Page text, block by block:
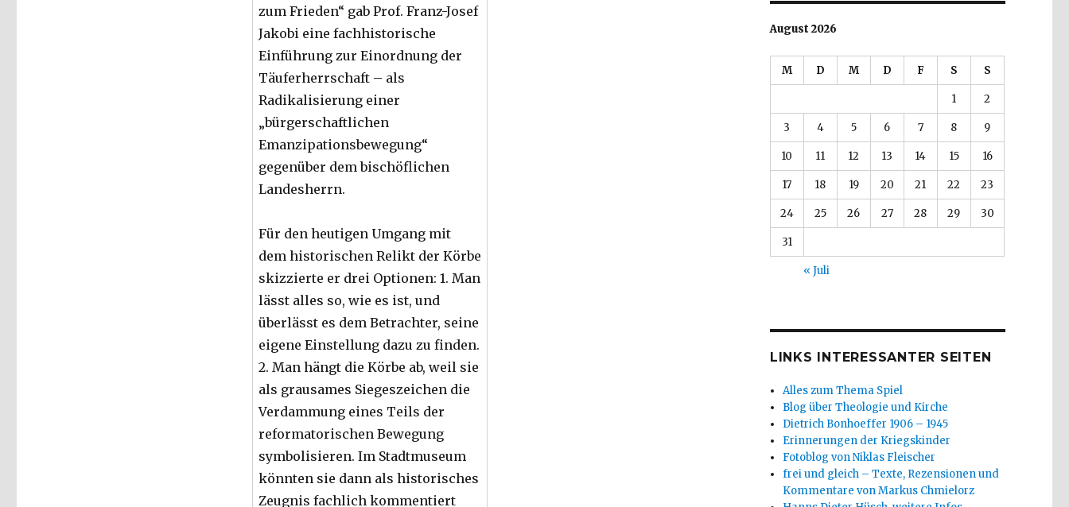
zum Frieden“ gab Prof. Franz-Josef
Jakobi eine fachhistorische
Einführung zur Einordnung der
Täuferherrschaft – als
Radikalisierung einer
„bürgerschaftlichen
Emanzipationsbewegung“
gegenüber dem bischöflichen
Landesherrn.
Für den heutigen Umgang mit
dem historischen Relikt der Körbe
skizzierte er drei Optionen: 1. Man
lässt alles so, wie es ist, und
überlässt es dem Betrachter, seine
eigene Einstellung dazu zu finden.
2. Man hängt die Körbe ab, weil sie
als grausames Siegeszeichen die
Verdammung eines Teils der
reformatorischen Bewegung
symbolisieren. Im Stadtmuseum
könnten sie dann als historisches
Zeugnis fachlich kommentiert
August 2026
M D M D F S S
1 2
3 4 5 6 7 8 9
10 11 12 13 14 15 16
17 18 19 20 21 22 23
24 25 26 27 28 29 30
31
« Juli
LINKS INTERESSANTER SEITEN
Alles zum Thema Spiel
Blog über Theologie und Kirche
Dietrich Bonhoeffer 1906 – 1945
Erinnerungen der Kriegskinder
Fotoblog von Niklas Fleischer
frei und gleich – Texte, Rezensionen und
Kommentare von Markus Chmielorz